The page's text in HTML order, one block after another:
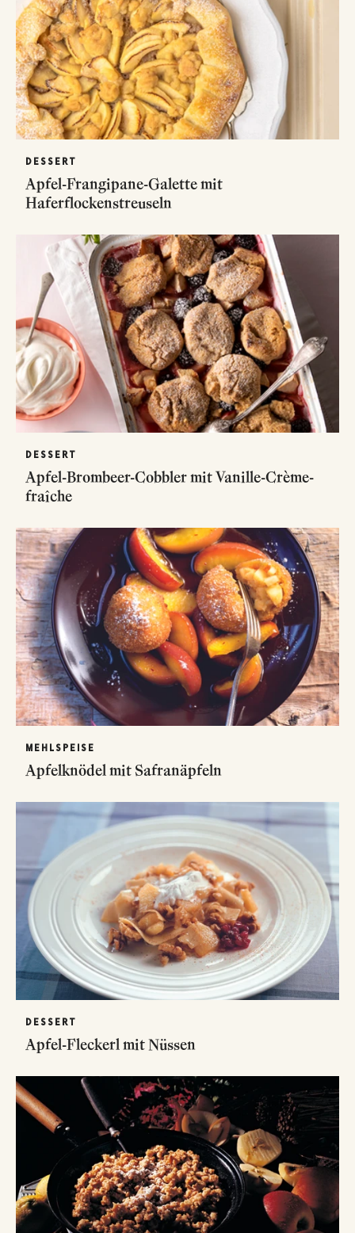
DESSERT
Apfel-Frangipane-Galette mit
Haferflockenstreuseln
DESSERT
Apfel-Brombeer-Cobbler mit Vanille-Crème-
fraîche
MEHLSPEISE
Apfelknödel mit Safranäpfeln
DESSERT
Apfel-Fleckerl mit Nüssen